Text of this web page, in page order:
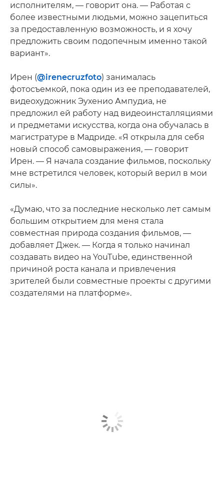
исполнителям, — говорит она. — Работая с
более известными людьми, можно зацепиться
за предоставленную возможность, и я хочу
предложить своим подопечным именно такой
вариант».
Ирен (@irenecruzfoto) занималась
фотосъемкой, пока один из ее преподавателей,
видеохудожник Эухенио Ампудиа, не
предложил ей работу над видеоинсталляциями
и предметами искусства, когда она обучалась в
магистратуре в Мадриде. «Я открыла для себя
новый способ самовыражения, — говорит
Ирен. — Я начала создание фильмов, поскольку
мне встретился человек, который верил в мои
силы».
«Думаю, что за последние несколько лет самым
большим открытием для меня стала
совместная природа создания фильмов, —
добавляет Джек. — Когда я только начинал
создавать видео на YouTube, единственной
причиной роста канала и привлечения
зрителей были совместные проекты с другими
создателями на платформе».